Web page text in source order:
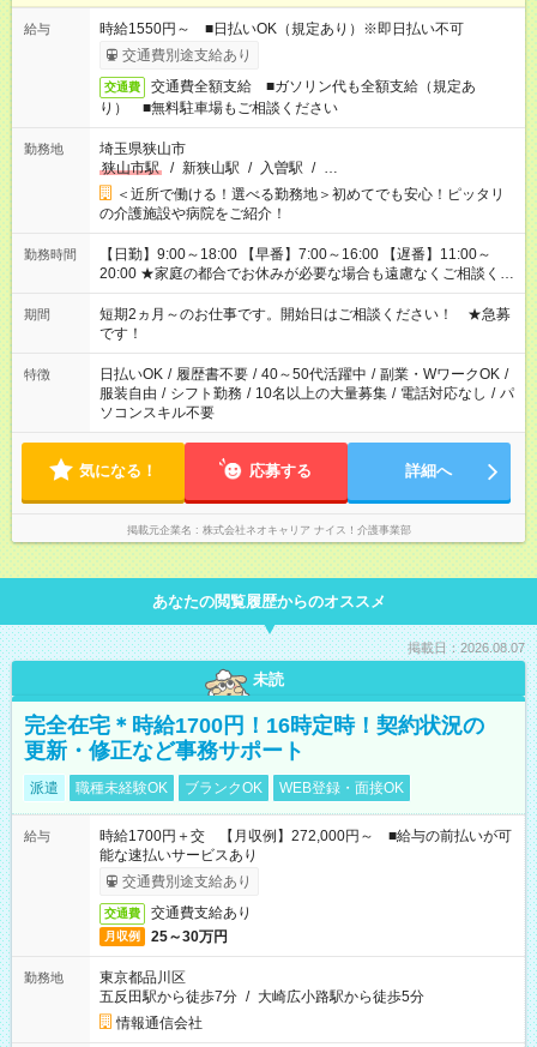
給与
時給1550円～ ■日払いOK（規定あり）※即日払い不可
交通費別途支給あり
交通費
交通費全額支給 ■ガソリン代も全額支給（規定あ
り） ■無料駐車場もご相談ください
勤務地
埼玉県狭山市
狭山市駅
/ 新狭山駅 / 入曽駅 / …
＜近所で働ける！選べる勤務地＞初めてでも安心！ピッタリ
の介護施設や病院をご紹介！
勤務時間
【日勤】9:00～18:00 【早番】7:00～16:00 【遅番】11:00～
20:00 ★家庭の都合でお休みが必要な場合も遠慮なくご相談くだ
さい。
期間
短期2ヵ月～のお仕事です。開始日はご相談ください！ ★急募
です！
特徴 日払いOK / 履歴書不要 / 40～50代活躍中 / 副業・WワークOK /
服装自由 / シフト勤務 / 10名以上の大量募集 / 電話対応なし / パ
ソコンスキル不要
気になる！ 応募する 詳細へ
掲載元企業名 株式会社ネオキャリア ナイス！介護事業部
あなたの閲覧履歴からのオススメ
掲載日：2026.08.07
未読
完全在宅＊時給1700円！16時定時！契約状況の
更新・修正など事務サポート
派遣 職種未経験OK ブランクOK WEB登録・面接OK
給与
時給1700円＋交 【月収例】272,000円～ ■給与の前払いが可
能な速払いサービスあり
交通費別途支給あり
交通費 交通費支給あり
月収例 25～30万円
勤務地
東京都品川区
五反田駅から徒歩7分 / 大崎広小路駅から徒歩5分
情報通信会社